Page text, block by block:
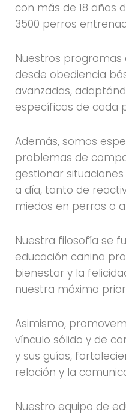
con más de 18 años
3500 perros
Nuestros
desde obediencia
avanzadas,
específicas de cada
Además, somos
problemas de
gestionar
a día, tanto de
miedos en perros o
Nuestra filosofía se
educación canina
bienestar y la
nuestra máxima
Asimismo,
vínculo sólido y de
y sus guías,
relación y la
Nuestro equipo de